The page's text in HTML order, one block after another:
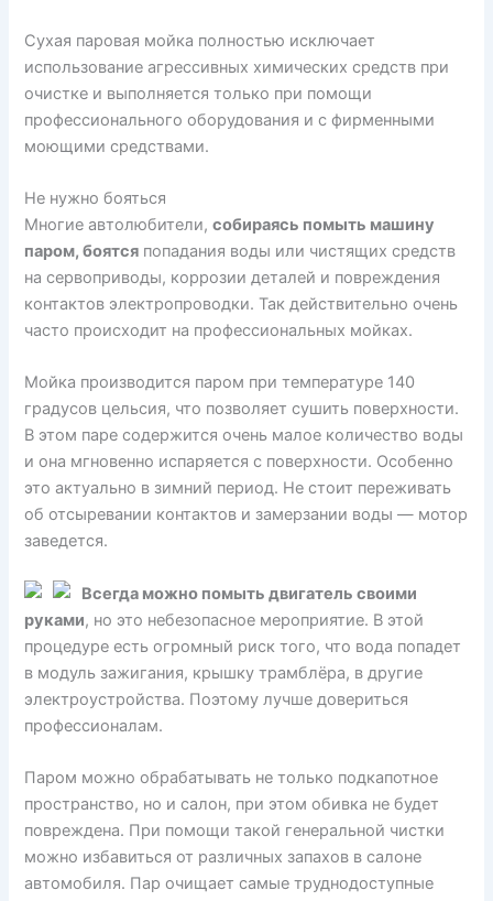
Сухая паровая мойка полностью исключает
использование агрессивных химических средств при
очистке и выполняется только при помощи
профессионального оборудования и с фирменными
моющими средствами.
Не нужно бояться
Многие автолюбители,собираясь помыть машину
паром, боятся попадания воды или чистящих средств
на сервоприводы, коррозии деталей и повреждения
контактов электропроводки. Так действительно очень
часто происходит на профессиональных мойках.
Мойка производится паром при температуре 140
градусов цельсия, что позволяет сушить поверхности.
В этом паре содержится очень малое количество воды
и она мгновенно испаряется с поверхности. Особенно
это актуально в зимний период. Не стоит переживать
об отсыревании контактов и замерзании воды — мотор
заведется.
Всегда можно помыть двигатель своими
руками, но это небезопасное мероприятие. В этой
процедуре есть огромный риск того, что вода попадет
в модуль зажигания, крышку трамблёра, в другие
электроустройства. Поэтому лучше довериться
профессионалам.
Паром можно обрабатывать не только подкапотное
пространство, но и салон, при этом обивка не будет
повреждена. При помощи такой генеральной чистки
можно избавиться от различных запахов в салоне
автомобиля. Пар очищает самые труднодоступные